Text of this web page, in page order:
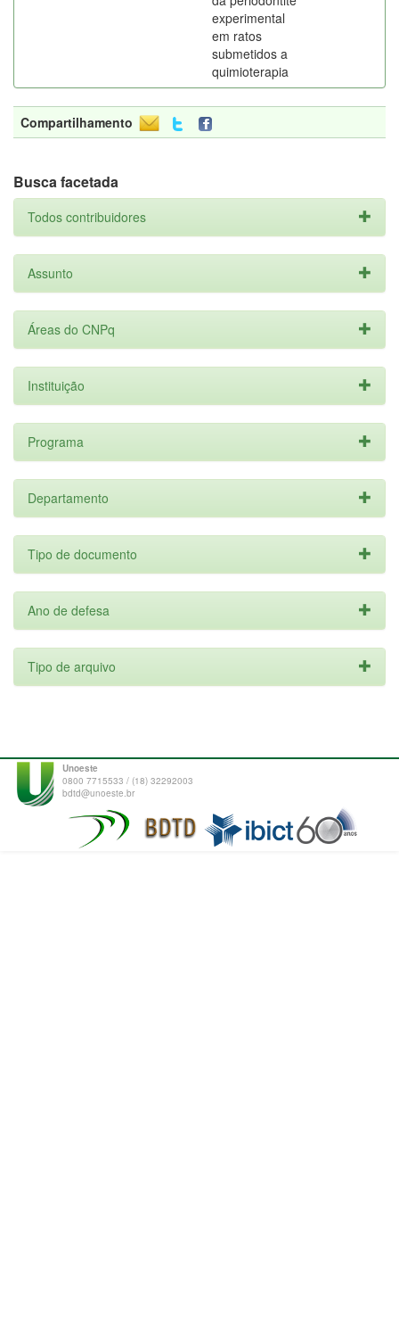
experimental
em ratos
submetidos a
quimioterapia
Compartilhamento
Busca facetada
Todos contribuidores
Assunto
Áreas do CNPq
Instituição
Programa
Departamento
Tipo de documento
Ano de defesa
Tipo de arquivo
Unoeste
0800 7715533 / (18) 32292003
bdtd@unoeste.br